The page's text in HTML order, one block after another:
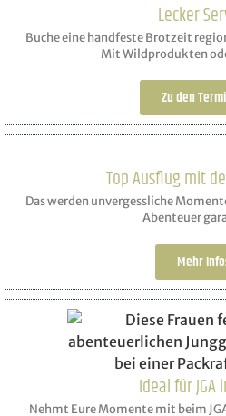
Lecker
Buche eine handfeste Brotzeit
Mit Wildprodukten
Zu den
Top Ausflug mit
Das werden unvergessliche
Abenteuer
Mehr
Ideal für JGA
Nehmt Eure Momente mit beim